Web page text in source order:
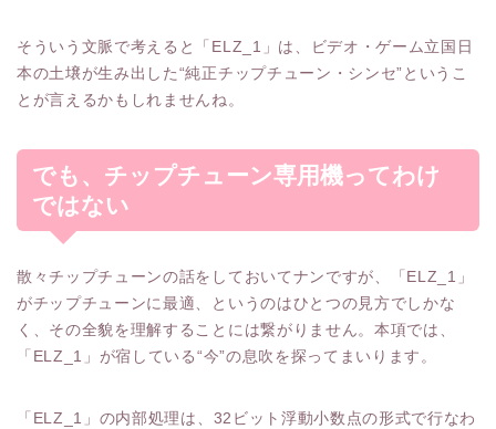
そういう文脈で考えると「ELZ_1」は、ビデオ・ゲーム立国日
本の土壌が生み出した“純正チップチューン・シンセ”というこ
とが言えるかもしれませんね。
でも、チップチューン専用機ってわけ
ではない
散々チップチューンの話をしておいてナンですが、「ELZ_1」
がチップチューンに最適、というのはひとつの見方でしかな
く、その全貌を理解することには繋がりません。本項では、
「ELZ_1」が宿している“今”の息吹を探ってまいります。
「ELZ_1」の内部処理は、32ビット浮動小数点の形式で行なわ